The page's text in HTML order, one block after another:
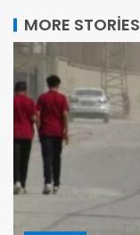
MORE STORIES